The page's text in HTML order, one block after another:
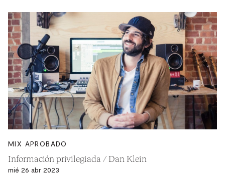
MIX APROBADO
Información privilegiada / Dan Klein
mié 26 abr 2023